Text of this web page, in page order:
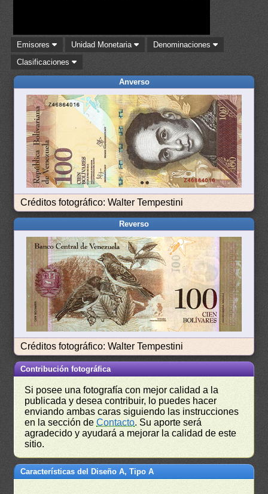
Emisores Unidad Monetaria
Denominaciones
Clasificaciones
Anverso
Créditos fotográfico: Walter Tempestini
Reverso
Créditos fotográfico: Walter Tempestini
Contribución fotográfica
Si posee una fotografía con mejor calidad a la
publicada y desea contribuir, lo puedes hacer
enviando ambas caras siguiendo las instrucciones
en la sección deContacto. Su aporte será
agradecido y ayudará a mejorar la calidad de este
sitio.
Características del Diseño A, Tipo A